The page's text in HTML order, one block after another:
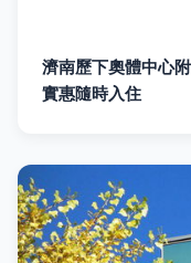
濟南歷下奧體中心
實惠隨時入住